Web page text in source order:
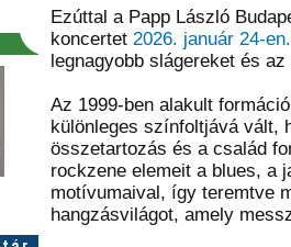
Ezúttal a Papp László
koncertet 2026. január 24-
legnagyobb slágereket és
Az 1999-ben alakult
különleges színfoltjává vált,
összetartozás és a család
rockzene elemeit a blues, a
motívumaival, így teremtve
hangzásvilágot, amely